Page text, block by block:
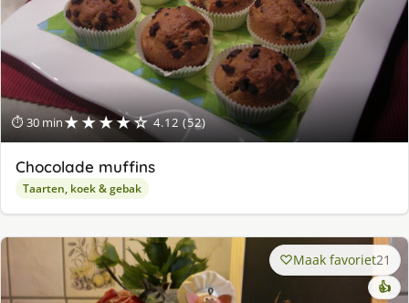
⏱ 30 min★★★★☆ 4.12 (52)
Chocolade muffins
Taarten, koek & gebak
Maak favoriet21
👍